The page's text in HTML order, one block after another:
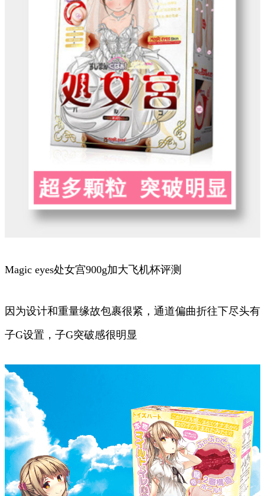
Magic eyes处女宫900g加大飞机杯评测
因为设计和重量缘故包裹很紧，通道偏曲折往下尽头有
子G设置，子G突破感很明显